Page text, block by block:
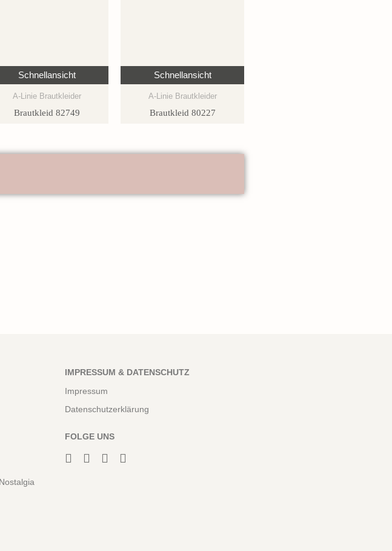
Schnellansicht
A-Linie Brautkleider
Brautkleid 82749
Schnellansicht
A-Linie Brautkleider
Brautkleid 80227
IMPRESSUM & DATENSCHUTZ
Impressum
Datenschutzerklärung
FOLGE UNS